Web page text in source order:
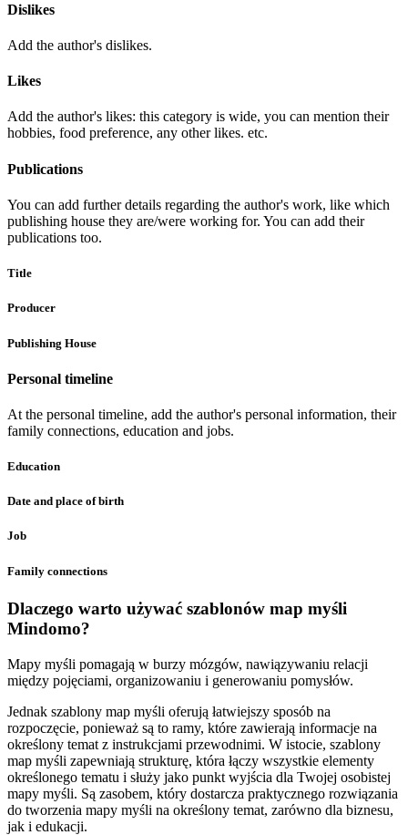
Dislikes
Add the author's dislikes.
Likes
Add the author's likes: this category is wide, you can mention their
hobbies, food preference, any other likes. etc.
Publications
You can add further details regarding the author's work, like which
publishing house they are/were working for. You can add their
publications too.
Title
Producer
Publishing House
Personal timeline
At the personal timeline, add the author's personal information, their
family connections, education and jobs.
Education
Date and place of birth
Job
Family connections
Dlaczego warto używać szablonów map myśli
Mindomo?
Mapy myśli pomagają w burzy mózgów, nawiązywaniu relacji
między pojęciami, organizowaniu i generowaniu pomysłów.
Jednak szablony map myśli oferują łatwiejszy sposób na
rozpoczęcie, ponieważ są to ramy, które zawierają informacje na
określony temat z instrukcjami przewodnimi. W istocie, szablony
map myśli zapewniają strukturę, która łączy wszystkie elementy
określonego tematu i służy jako punkt wyjścia dla Twojej osobistej
mapy myśli. Są zasobem, który dostarcza praktycznego rozwiązania
do tworzenia mapy myśli na określony temat, zarówno dla biznesu,
jak i edukacji.